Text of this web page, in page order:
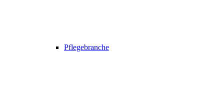
Pflegebranche